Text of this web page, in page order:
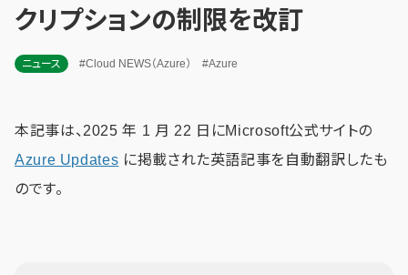
クリプションの制限を改訂
ニュース #Cloud NEWS（Azure） #Azure
本記事は、2025 年 1 月 22 日にMicrosoft公式サイトの
Azure Updates に掲載された英語記事を自動翻訳したも
のです。